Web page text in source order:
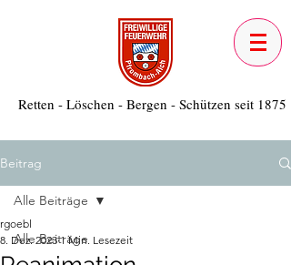
Retten - Löschen - Bergen - Schützen seit 1875
Beitrag
Alle Beiträge
Alle Beiträge
rgoebl
8. Dez. 2023 1 Min. Lesezeit